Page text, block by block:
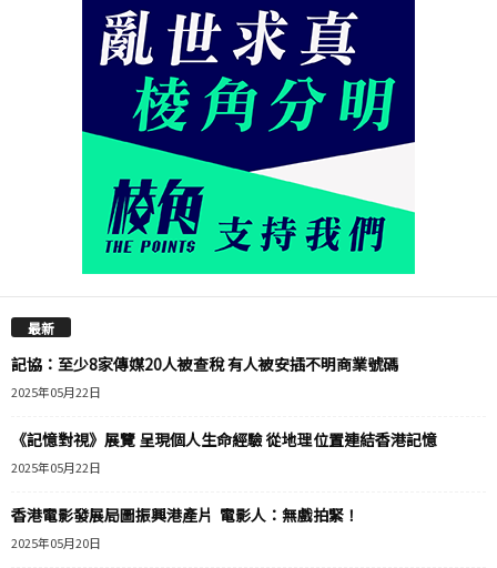
最新
記協：至少8家傳媒20人被查稅 有人被安插不明商業號碼
2025年05月22日
《記憶對視》展覽 呈現個人生命經驗 從地理位置連結香港記憶
2025年05月22日
香港電影發展局圖振興港產片 電影人：無戲拍緊！
2025年05月20日